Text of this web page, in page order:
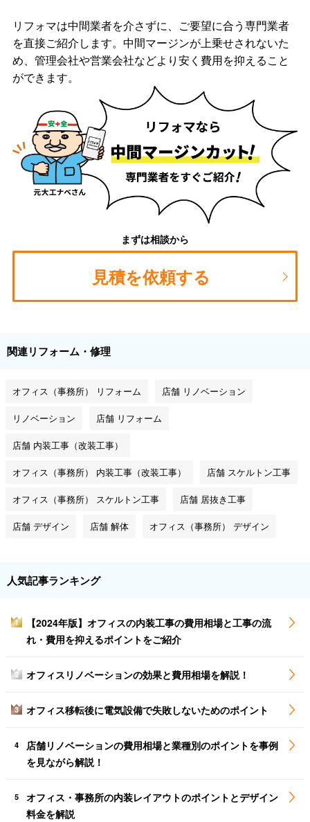
リフォマは中間業者を介さずに、ご要望に合う専門業者
を直接ご紹介します。中間マージンが上乗せされないた
め、管理会社や営業会社などより安く費用を抑えること
ができます。
まずは相談から
見積を依頼する
関連リフォーム・修理
オフィス（事務所） リフォーム 店舗 リノベーション
リノベーション 店舗 リフォーム
店舗 内装工事（改装工事）
オフィス（事務所） 内装工事（改装工事） 店舗 スケルトン工事
オフィス（事務所） スケルトン工事 店舗 居抜き工事
店舗 デザイン 店舗 解体 オフィス（事務所） デザイン
人気記事ランキング
1
【2024年版】オフィスの内装工事の費用相場と工事の流
れ・費用を抑えるポイントをご紹介
2 オフィスリノベーションの効果と費用相場を解説！
3 オフィス移転後に電気設備で失敗しないためのポイント
4
店舗リノベーションの費用相場と業種別のポイントを事例
を見ながら解説！
5
オフィス・事務所の内装レイアウトのポイントとデザイン
料金を解説